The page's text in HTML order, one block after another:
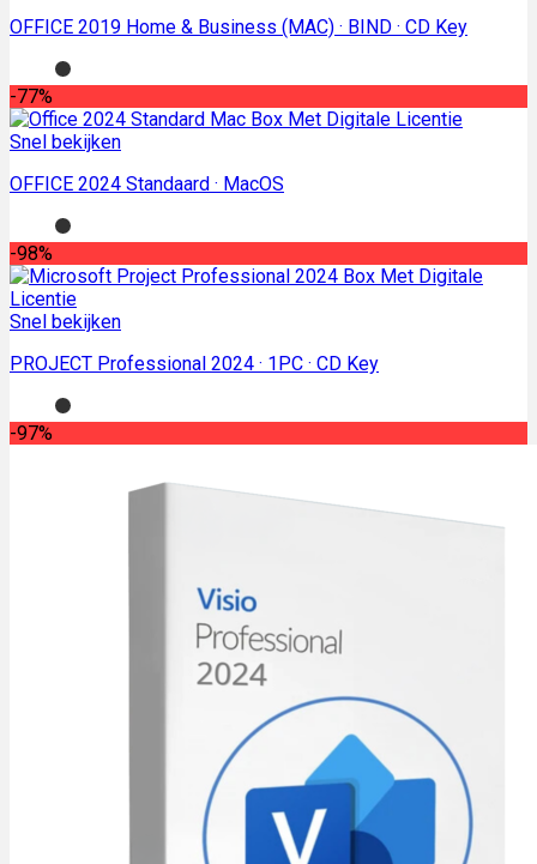
OFFICE 2019 Home & Business (MAC) · BIND · CD Key
-77%
Snel bekijken
OFFICE 2024 Standaard · MacOS
-98%
Snel bekijken
PROJECT Professional 2024 · 1PC · CD Key
-97%